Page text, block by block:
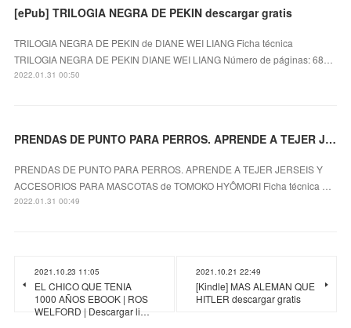
[ePub] TRILOGIA NEGRA DE PEKIN descargar gratis
TRILOGIA NEGRA DE PEKIN de DIANE WEI LIANG Ficha técnica
TRILOGIA NEGRA DE PEKIN DIANE WEI LIANG Número de páginas: 68…
2022.01.31 00:50
PRENDAS DE PUNTO PARA PERROS. APRENDE A TEJER JERSEIS Y ACCESORIOS PARA MASCOTAS leer pdf
PRENDAS DE PUNTO PARA PERROS. APRENDE A TEJER JERSEIS Y
ACCESORIOS PARA MASCOTAS de TOMOKO HYÔMORI Ficha técnica …
2022.01.31 00:49
2021.10.23 11:05
EL CHICO QUE TENIA
1000 AÑOS EBOOK | ROS
WELFORD | Descargar li…
2021.10.21 22:49
[Kindle] MAS ALEMAN QUE
HITLER descargar gratis